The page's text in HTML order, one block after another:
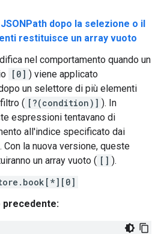
dopo la selezione o il
restituisce un array vuoto
nel comportamento quando un
[0] ) viene applicato
un selettore di più elementi
( [?(condition)] ). In
espressioni tentavano di
all'indice specificato dai
la nuova versione, queste
un array vuoto ( [] ).
precedente: